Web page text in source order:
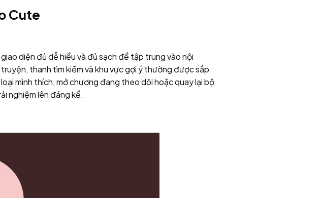
Cute
diện đủ dễ hiểu và đủ sạch để tập trung vào nội
thanh tìm kiếm và khu vực gợi ý thường được sắp
mình thích, mở chương đang theo dõi hoặc quay lại bộ
nghiệm lên đáng kể.